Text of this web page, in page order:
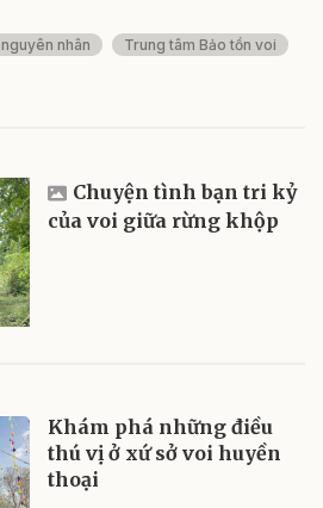
nguyên nhân
Trung tâm Bảo tồn voi
Chuyện tình bạn tri kỷ
của voi giữa rừng khộp
Khám phá những điều
thú vị ở xứ sở voi huyền
thoại